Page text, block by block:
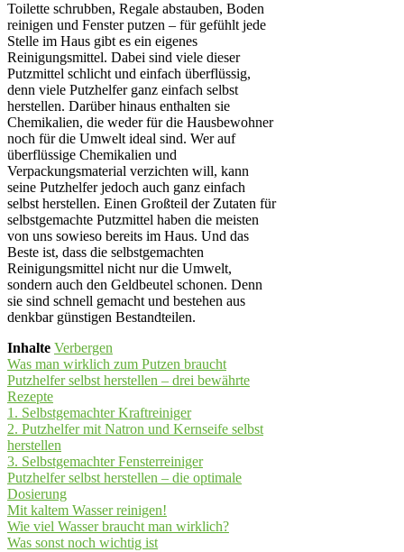
Toilette schrubben, Regale abstauben, Boden
reinigen und Fenster putzen – für gefühlt jede
Stelle im Haus gibt es ein eigenes
Reinigungsmittel. Dabei sind viele dieser
Putzmittel schlicht und einfach überflüssig,
denn viele Putzhelfer ganz einfach selbst
herstellen. Darüber hinaus enthalten sie
Chemikalien, die weder für die Hausbewohner
noch für die Umwelt ideal sind. Wer auf
überflüssige Chemikalien und
Verpackungsmaterial verzichten will, kann
seine Putzhelfer jedoch auch ganz einfach
selbst herstellen. Einen Großteil der Zutaten für
selbstgemachte Putzmittel haben die meisten
von uns sowieso bereits im Haus. Und das
Beste ist, dass die selbstgemachten
Reinigungsmittel nicht nur die Umwelt,
sondern auch den Geldbeutel schonen. Denn
sie sind schnell gemacht und bestehen aus
denkbar günstigen Bestandteilen.
Inhalte Verbergen
Was man wirklich zum Putzen braucht
Putzhelfer selbst herstellen – drei bewährte
Rezepte
1. Selbstgemachter Kraftreiniger
2. Putzhelfer mit Natron und Kernseife selbst
herstellen
3. Selbstgemachter Fensterreiniger
Putzhelfer selbst herstellen – die optimale
Dosierung
Mit kaltem Wasser reinigen!
Wie viel Wasser braucht man wirklich?
Was sonst noch wichtig ist